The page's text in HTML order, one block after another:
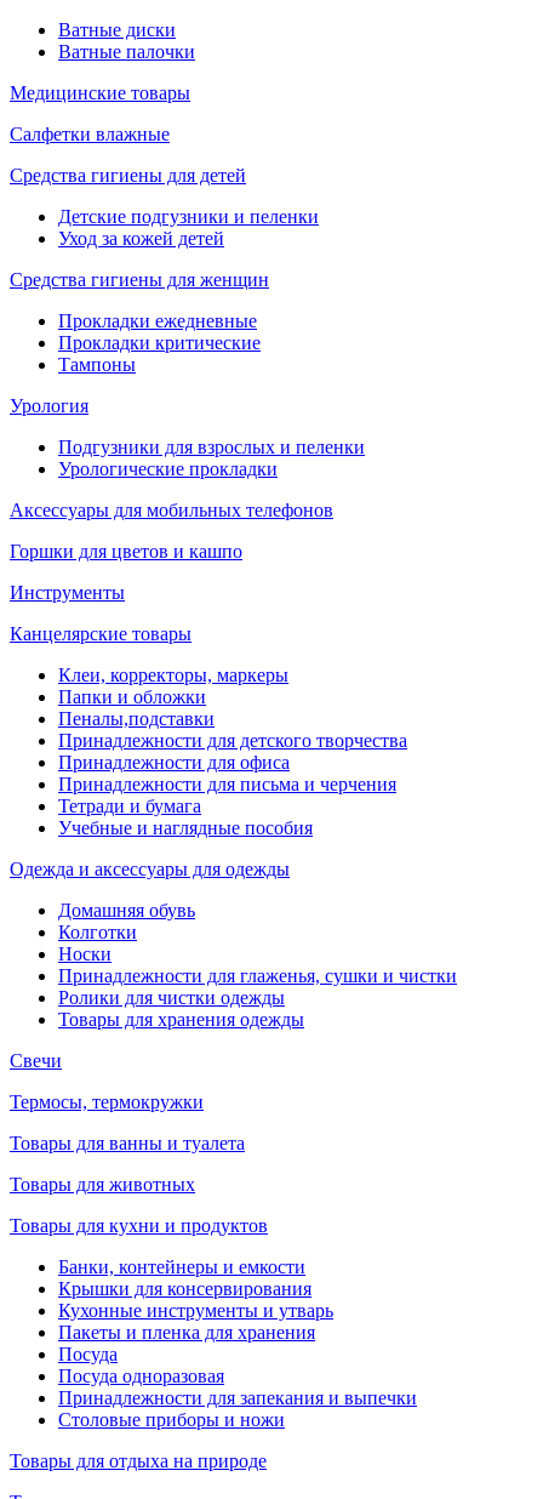
Ватные диски
Ватные палочки
Медицинские товары
Салфетки влажные
Средства гигиены для детей
Детские подгузники и пеленки
Уход за кожей детей
Средства гигиены для женщин
Прокладки ежедневные
Прокладки критические
Тампоны
Урология
Подгузники для взрослых и пеленки
Урологические прокладки
Аксессуары для мобильных телефонов
Горшки для цветов и кашпо
Инструменты
Канцелярские товары
Клеи, корректоры, маркеры
Папки и обложки
Пеналы,подставки
Принадлежности для детского творчества
Принадлежности для офиса
Принадлежности для письма и черчения
Тетради и бумага
Учебные и наглядные пособия
Одежда и аксессуары для одежды
Домашняя обувь
Колготки
Носки
Принадлежности для глаженья, сушки и чистки
Ролики для чистки одежды
Товары для хранения одежды
Свечи
Термосы, термокружки
Товары для ванны и туалета
Товары для животных
Товары для кухни и продуктов
Банки, контейнеры и емкости
Крышки для консервирования
Кухонные инструменты и утварь
Пакеты и пленка для хранения
Посуда
Посуда одноразовая
Принадлежности для запекания и выпечки
Столовые приборы и ножи
Товары для отдыха на природе